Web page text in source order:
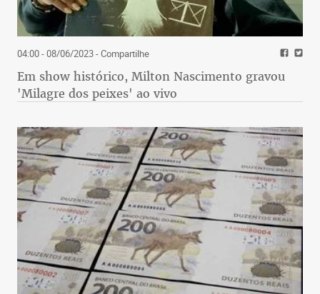
04:00 - 08/06/2023- Compartilhe
Em show histórico, Milton Nascimento gravou
'Milagre dos peixes' ao vivo